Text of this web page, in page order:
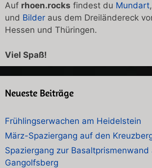
Auf rhoen.rocks findest du Mundart,
und Bilder aus dem Dreiländereck
Hessen und Thüringen.
Viel Spaß!
Neueste Beiträge
Frühlingserwachen am Heidelstein
März-Spaziergang auf den
Spaziergang zur Basaltprismenwand
Gangolfsberg